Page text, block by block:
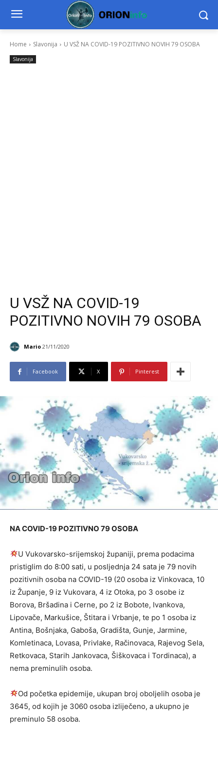
Home Slavonija U VSŽ NA COVID-19 POZITIVNO NOVIH 79 OSOBA
Slavonija
U VSŽ NA COVID-19
POZITIVNO NOVIH 79 OSOBA
Mario 21/11/2020
Facebook X Pinterest
NA COVID-19 POZITIVNO 79 OSOBA
U Vukovarsko-srijemskoj županiji, prema podacima
pristiglim do 8:00 sati, u posljednja 24 sata je 79 novih
pozitivnih osoba na COVID-19 (20 osoba iz Vinkovaca, 10
iz Županje, 9 iz Vukovara, 4 iz Otoka, po 3 osobe iz
Borova, Bršadina i Cerne, po 2 iz Bobote, Ivankova,
Lipovače, Markušice, Štitara i Vrbanje, te po 1 osoba iz
Antina, Bošnjaka, Gaboša, Gradišta, Gunje, Jarmine,
Komletinaca, Lovasa, Privlake, Račinovaca, Rajevog Sela,
Retkovaca, Starih Jankovaca, Šiškovaca i Tordinaca), a
nema preminulih osoba.
Od početka epidemije, ukupan broj oboljelih osoba je
3645, od kojih je 3060 osoba izliječeno, a ukupno je
preminulo 58 osoba.